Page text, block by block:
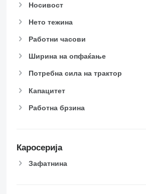
Носивост
Нето тежина
Работни часови
Ширина на опфаќање
Потребна сила на трактор
Капацитет
Работна брзина
Каросерија
Зафатнина